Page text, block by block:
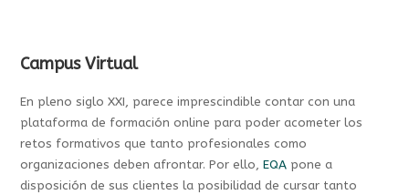
Campus Virtual
En pleno siglo XXI, parece imprescindible contar con una
plataforma de formación online para poder acometer los
retos formativos que tanto profesionales como
organizaciones deben afrontar. Por ello,EQA pone a
disposición de sus clientes la posibilidad de cursar tanto